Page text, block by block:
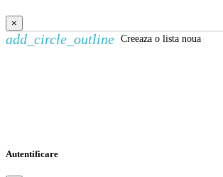
×
add_circle_outline Creeaza o lista noua
Autentificare